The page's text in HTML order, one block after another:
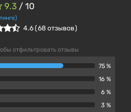
9.3 / 10
4.6(68 отзывов )
отфильтровать отзывы
75 %
16 %
6 %
3 %